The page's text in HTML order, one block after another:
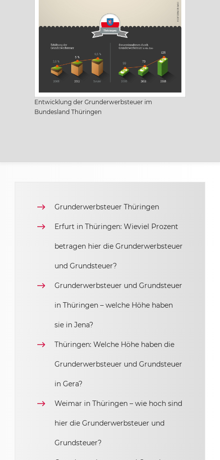
Sachsen
Sachsen-Anhalt
Schleswig Holstein
Entwicklung der Grunderwerbsteuer im
Bundesland Thüringen
Grunderwerbsteuer Thüringen
Erfurt in Thüringen: Wieviel Prozent
betragen hier die Grunderwerbsteuer
und Grundsteuer?
Grunderwerbsteuer und Grundsteuer
in Thüringen – welche Höhe haben
sie in Jena?
Thüringen: Welche Höhe haben die
Grunderwerbsteuer und Grundsteuer
in Gera?
Weimar in Thüringen – wie hoch sind
hier die Grunderwerbsteuer und
Grundsteuer?